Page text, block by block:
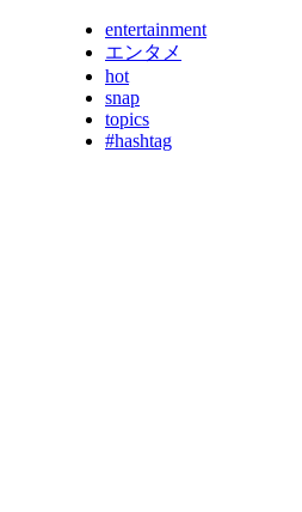
entertainment
エンタメ
hot
snap
topics
#hashtag